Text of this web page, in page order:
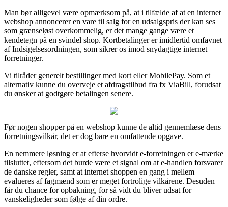
Man bør alligevel være opmærksom på, at i tilfælde af at en internet
webshop annoncerer en vare til salg for en udsalgspris der kan ses
som grænseløst overkommelig, er det mange gange være et
kendetegn på en svindel shop. Kortbetalinger er imidlertid omfavnet
af Indsigelsesordningen, som sikrer os imod snydagtige internet
forretninger.
Vi tilråder generelt bestillinger med kort eller MobilePay. Som et
alternativ kunne du overveje et afdragstilbud fra fx ViaBill, forudsat
du ønsker at godtgøre betalingen senere.
Før nogen shopper på en webshop kunne de altid gennemlæse dens
forretningsvilkår, det er dog bare en omfattende opgave.
En nemmere løsning er at efterse hvorvidt e-forretningen er e-mærke
tilsluttet, eftersom det burde være et signal om at e-handlen forsvarer
de danske regler, samt at internet shoppen en gang i mellem
evalueres af fagmænd som er meget fortrolige vilkårene. Desuden
får du chance for opbakning, for så vidt du bliver udsat for
vanskeligheder som følge af din ordre.